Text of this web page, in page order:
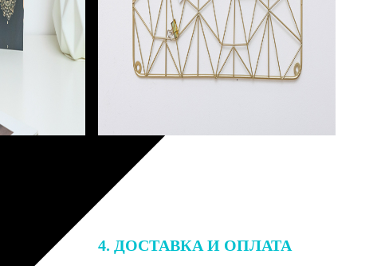
4. ДОСТАВКА И ОПЛАТА